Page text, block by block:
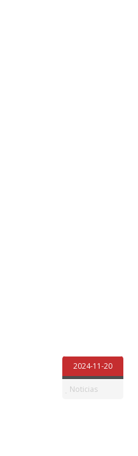
2024-11-20
Noticias